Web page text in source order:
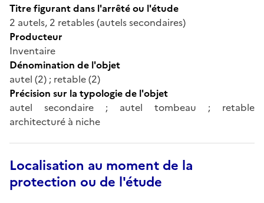
Titre figurant dans l'arrêté ou l'étude
2 autels, 2 retables (autels secondaires)
Producteur
Inventaire
Dénomination de l'objet
autel (2) ; retable (2)
Précision sur la typologie de l'objet
autel secondaire ; autel tombeau ; retable
architecturé à niche
Localisation au moment de la
protection ou de l'étude